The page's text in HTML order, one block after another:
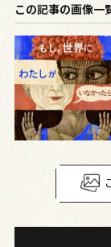
この記事の画像一